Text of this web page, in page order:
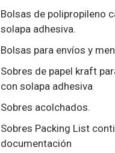
Bolsas de polipropileno
solapa adhesiva.
Bolsas para envíos y
Sobres de papel kraft
con solapa adhesiva
Sobres acolchados.
Sobres Packing List
documentación